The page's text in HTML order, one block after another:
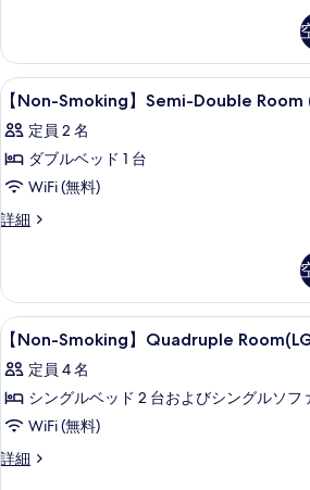
条
件
の
写
真
を
表
示
の
詳
細
【Non-
Smoking】
Semi-
Double
Room
(LG
の
す
べ
て
の
写
真
セーフ
10
【Non-Smoking】Semi-Double
定員 2 名
ダブルベッド 1 台
WiFi (無料)
詳細
【Non-
Room
(LG
Styler
の
詳
【Non-
Smoking】
Quadruple
Room(LG
Styler
Included)
セーフ
12
【Non-Smoking】Quadruple
定員 4 名
シングルベッド 2 台およびシングルソフ
WiFi (無料)
詳細
【Non-